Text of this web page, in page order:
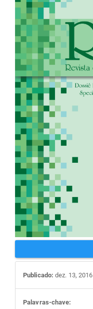
de
artigos
Publicado: dez. 13, 2016
Palavras-chave: